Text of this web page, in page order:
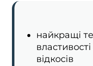
найкращі
відкосів